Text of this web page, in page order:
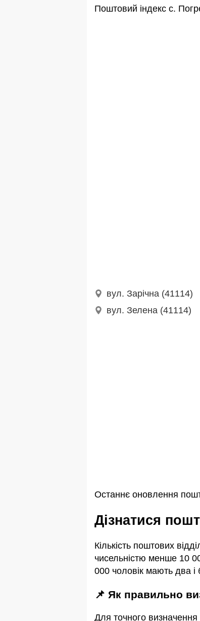
Поштовий індекс с.
вул. Зарічна (41114)
вул. Зелена (41114)
Останнє оновлення
Дізнатися
Кількість поштових
чисельністю менше 10
000 чоловік мають два і
📌 Як правильно
Для точного